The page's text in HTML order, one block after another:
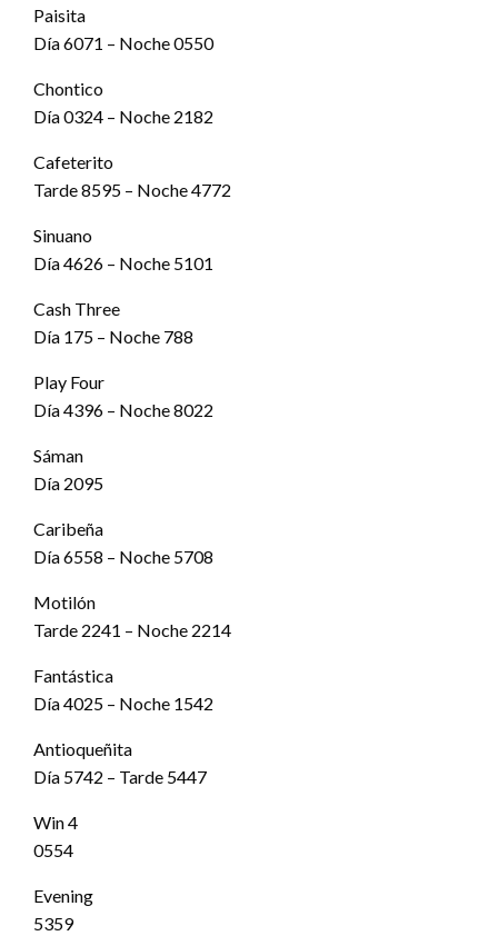
Paisita
Día 6071 – Noche 0550
Chontico
Día 0324 – Noche 2182
Cafeterito
Tarde 8595 – Noche 4772
Sinuano
Día 4626 – Noche 5101
Cash Three
Día 175 – Noche 788
Play Four
Día 4396 – Noche 8022
Sáman
Día 2095
Caribeña
Día 6558 – Noche 5708
Motilón
Tarde 2241 – Noche 2214
Fantástica
Día 4025 – Noche 1542
Antioqueñita
Día 5742 – Tarde 5447
Win 4
0554
Evening
5359